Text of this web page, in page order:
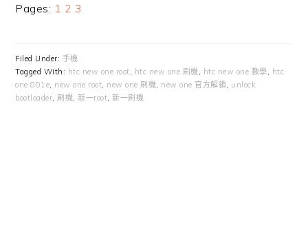
Pages: Page
1 Page
2 Page
3
Filed Under: 手機
Tagged With: htc new one root htc new one 刷機 htc new one 教學
htc
one 801e new one root new one 刷機 new one 官方解鎖
unlock
bootloader 刷機 ,新一root ,新一刷機